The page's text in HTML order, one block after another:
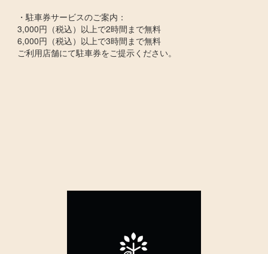
・駐車券サービスのご案内：
3,000円（税込）以上で2時間まで無料
6,000円（税込）以上で3時間まで無料
ご利用店舗にて駐車券をご提示ください。